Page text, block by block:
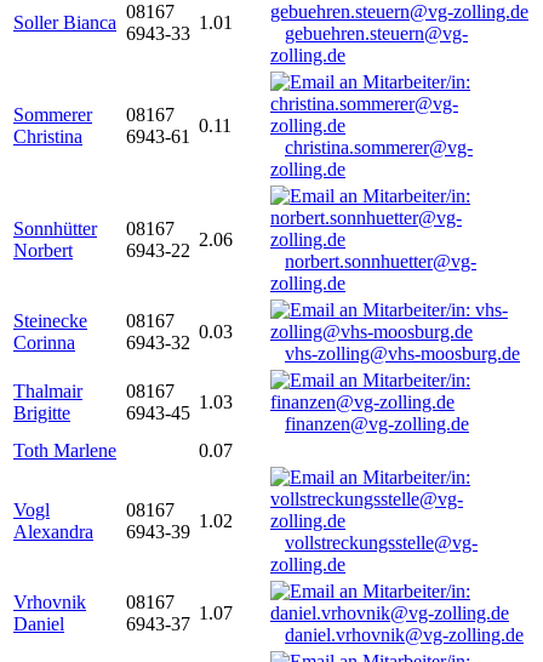
Soller Bianca
08167
6943-33
1.01
gebuehren.steuern@vg-
zolling.de
Sommerer
Christina
08167
6943-61
0.11
christina.sommerer@vg-
zolling.de
Sonnhütter
Norbert
08167
6943-22
2.06
norbert.sonnhuetter@vg-
zolling.de
Steinecke
Corinna
08167
6943-32
0.03
vhs-zolling@vhs-moosburg.de
Thalmair
Brigitte
08167
6943-45
1.03
finanzen@vg-zolling.de
Toth Marlene
0.07
Vogl
Alexandra
08167
6943-39
1.02
vollstreckungsstelle@vg-
zolling.de
Vrhovnik
Daniel
08167
6943-37
1.07
daniel.vrhovnik@vg-zolling.de